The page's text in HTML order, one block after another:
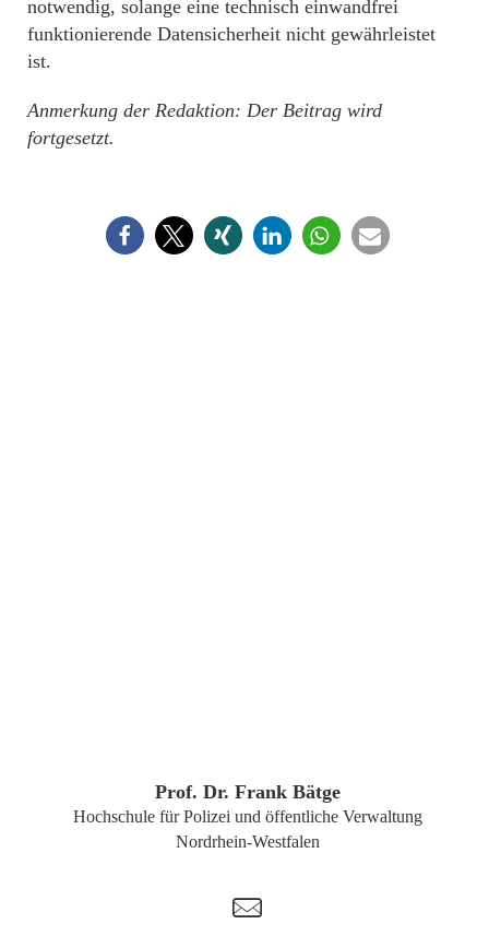
notwendig, solange eine technisch einwandfrei
funktionierende Datensicherheit nicht gewährleistet
ist.
Anmerkung der Redaktion: Der Beitrag wird
fortgesetzt.
Prof. Dr. Frank Bätge
Hochschule für Polizei und öffentliche Verwaltung
Nordrhein-Westfalen
t